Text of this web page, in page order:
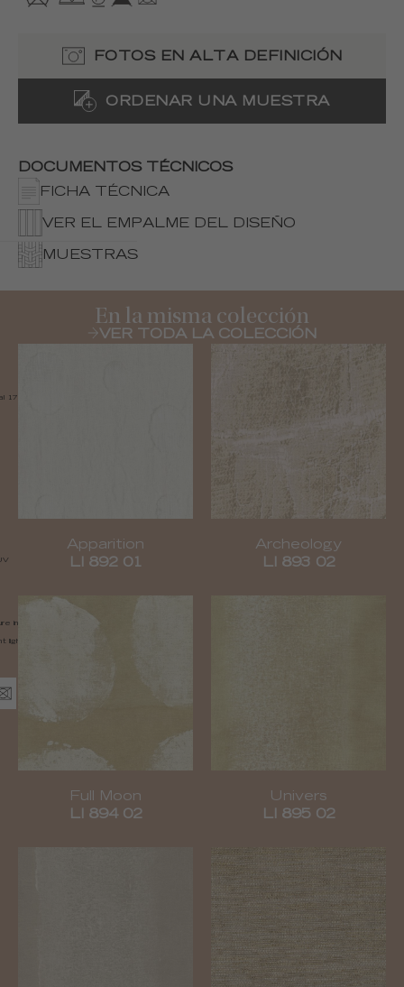
FOTOS EN ALTA DEFINICIÓN
ORDENAR UNA MUESTRA
DOCUMENTOS TÉCNICOS
FICHA TÉCNICA
VER EL EMPALME DEL DISEÑO
MUESTRAS
17 cm (6,6")
inspired, free movement,
light resistance
En la misma colección
VER TODA LA COLECCIÓN
Apparition
LI 892 01
Archeology
LI 893 02
Full Moon
LI 894 02
Univers
LI 895 02